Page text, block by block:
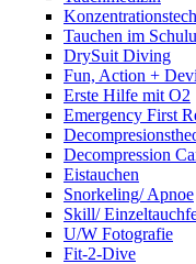
Tauchen im
DrySuit Diving
Fun, Action +
Erste Hilfe mit O2
Emergency First
Decompression
Eistauchen
Snorkeling/ Apnoe
Skill/
U/W Fotografie
Fit-2-Dive